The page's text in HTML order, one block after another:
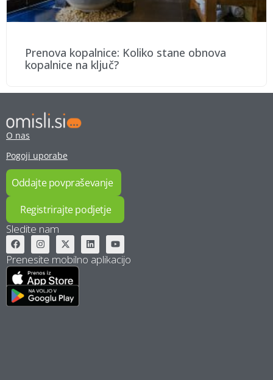
Prenova kopalnice: Koliko stane obnova
kopalnice na ključ?
O nas
Pogoji uporabe
Oddajte povpraševanje
Registrirajte podjetje
Sledite nam
Prenesite mobilno aplikacijo